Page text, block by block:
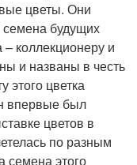
цветы. Они
будущих
коллекционеру и
и названы в честь
этого цветка
впервые был
цветов в
по разным
семена этого